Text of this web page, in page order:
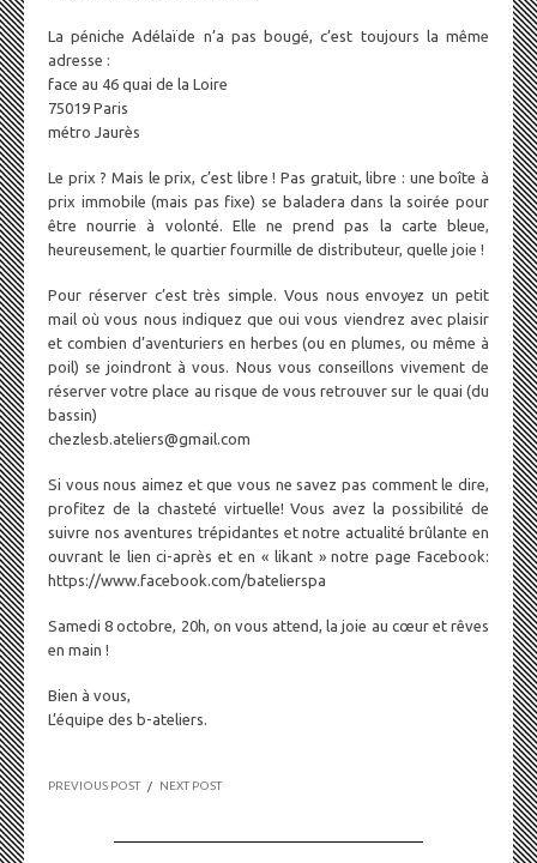
La péniche Adélaïde n’a pas bougé, c’est toujours la même
adresse :
face au 46 quai de la Loire
75019 Paris
métro Jaurès
Le prix ? Mais le prix, c’est libre ! Pas gratuit, libre : une boîte à
prix immobile (mais pas fixe) se baladera dans la soirée pour
être nourrie à volonté. Elle ne prend pas la carte bleue,
heureusement, le quartier fourmille de distributeur, quelle joie !
Pour réserver c’est très simple. Vous nous envoyez un petit
mail où vous nous indiquez que oui vous viendrez avec plaisir
et combien d’aventuriers en herbes (ou en plumes, ou même à
poil) se joindront à vous. Nous vous conseillons vivement de
réserver votre place au risque de vous retrouver sur le quai (du
bassin)
chezlesb.ateliers@gmail.com
Si vous nous aimez et que vous ne savez pas comment le dire,
profitez de la chasteté virtuelle! Vous avez la possibilité de
suivre nos aventures trépidantes et notre actualité brûlante en
ouvrant le lien ci-après et en « likant » notre page Facebook:
https://www.facebook.com/batelierspa
Samedi 8 octobre, 20h, on vous attend, la joie au cœur et rêves
en main !
Bien à vous,
L’équipe des b-ateliers.
PREVIOUS POST / NEXT POST